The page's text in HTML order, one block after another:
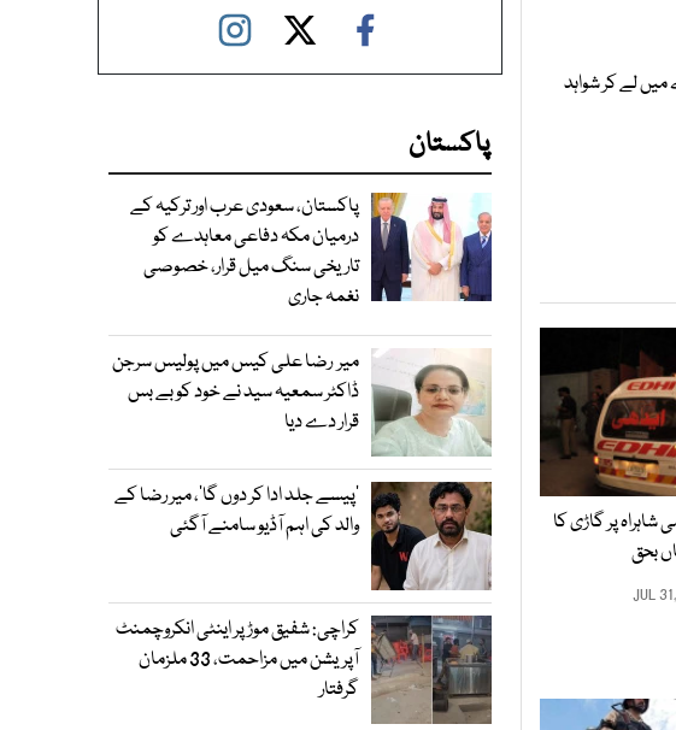
لے کر شواہد
پر گاڑی کا
پاکستان
پاکستان، سعودی عرب اور ترکیہ کے
درمیان مکہ دفاعی معاہدے کو
تاریخی سنگ میل قرار، خصوصی
نغمہ جاری
میر رضا علی کیس میں پولیس سرجن
ڈاکٹر سمعیہ سید نے خود کو بے بس
قرار دے دیا
’پیسے جلد ادا کر دوں گا‘، میر رضا کے
والد کی اہم آڈیو سامنے آگئی
کراچی: شفیق موڑ پر اینٹی انکروچمنٹ
آپریشن میں مزاحمت، 33 ملزمان
گرفتار